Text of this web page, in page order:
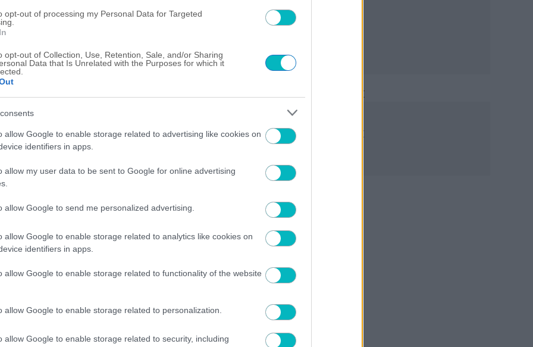
opt-out of processing my Personal Data for Targeted
opt-out of Collection, Use, Retention, Sale, and/or Sharing
Data that Is Unrelated with the Purposes for which it
allow Google to enable storage related to advertising like cookies on
identifiers in apps.
allow my user data to be sent to Google for online advertising
allow Google to send me personalized advertising.
allow Google to enable storage related to analytics like cookies on
identifiers in apps.
allow Google to enable storage related to functionality of the website
allow Google to enable storage related to personalization.
allow Google to enable storage related to security, including
Γ΄ ΕΘΝΙΚΗ
Koντά σε πρώην επιθετικό του Πανσερραϊκού η
Γ΄ ΕΘΝΙΚΗ
Και Μπελεβώνη ο ΠΑΣ